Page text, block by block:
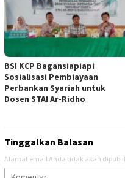
BSI KCP Bagansiapiapi
Sosialisasi Pembiayaan
Perbankan Syariah untuk
Dosen STAI Ar-Ridho
Tinggalkan Balasan
Alamat email Anda tidak akan